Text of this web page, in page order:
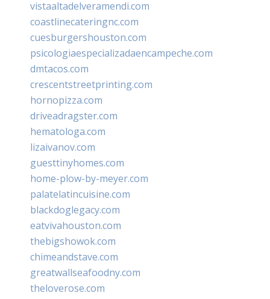
vistaaltadelveramendi.com
coastlinecateringnc.com
cuesburgershouston.com
psicologiaespecializadaencampeche.com
dmtacos.com
crescentstreetprinting.com
hornopizza.com
driveadragster.com
hematologa.com
lizaivanov.com
guesttinyhomes.com
home-plow-by-meyer.com
palatelatincuisine.com
blackdoglegacy.com
eatvivahouston.com
thebigshowok.com
chimeandstave.com
greatwallseafoodny.com
theloverose.com